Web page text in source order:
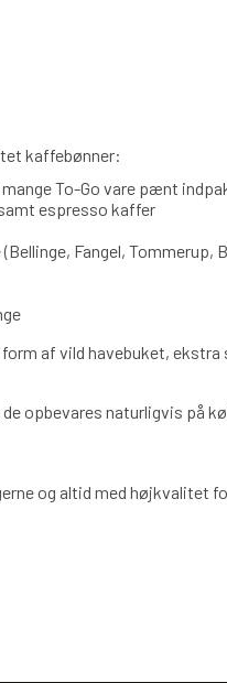
kaffebønner:
To-Go vare pænt
espresso kaffer
Fangel, Tommerup,
af vild havebuket,
opbevares naturligvis på
og altid med højkvalitet